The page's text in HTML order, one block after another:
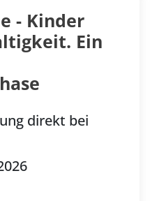
- Kinder
Ein
direkt bei